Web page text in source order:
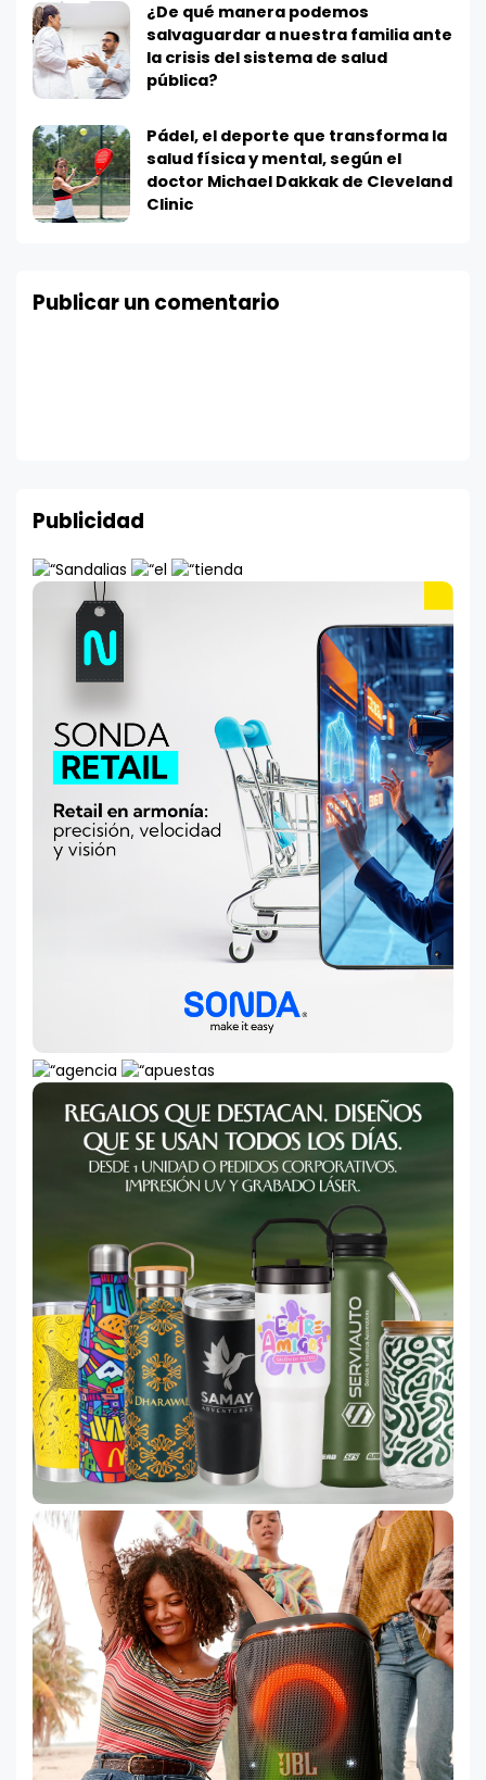
¿De qué manera podemos
salvaguardar a nuestra familia ante
la crisis del sistema de salud
pública?
Pádel, el deporte que transforma la
salud física y mental, según el
doctor Michael Dakkak de Cleveland
Clinic
Publicar un comentario
Publicidad